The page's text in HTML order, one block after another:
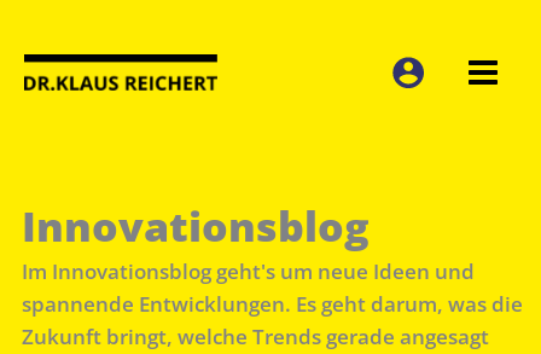
Inhalt
springen
Innovationsblog
Im Innovationsblog geht's um neue Ideen und
spannende Entwicklungen. Es geht darum, was die
Zukunft bringt, welche Trends gerade angesagt